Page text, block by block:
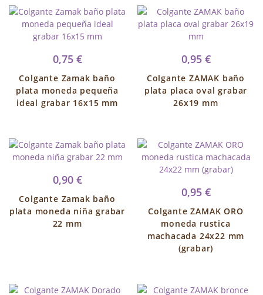
0,75 €
Colgante Zamak baño
plata moneda pequeña
ideal grabar 16x15 mm
0,95 €
Colgante ZAMAK baño
plata placa oval grabar
26x19 mm
0,90 €
Colgante Zamak baño
plata moneda niña grabar
22 mm
0,95 €
Colgante ZAMAK ORO
moneda rustica
machacada 24x22 mm
(grabar)